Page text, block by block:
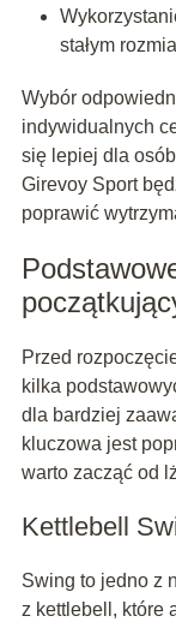
stałym
Wybór
indywidualnych
się lepiej dla
Girevoy Sport
poprawić
Przed
kilka
dla bardziej
kluczowa jest
warto zacząć od
Kettlebell
Swing to jedno z
z kettlebell, które